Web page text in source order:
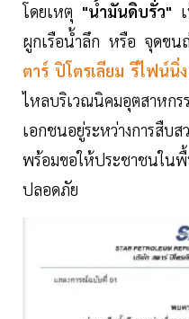
โดยเหตุ "น้ำมันดิบรั่ว"
ผูกเรือน้ำลึก หรือ จุดขน
ตาร์ ปิโตรเลียม รีไฟน์นิ่
ไหลบริเวณนิคมอุตสาหกร
เอกชนอยู่ระหว่างการสืบส
พร้อมขอให้ประชาชนในพื้
ปลอดภัย